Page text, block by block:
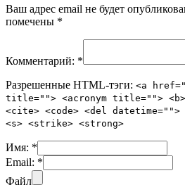
Ваш адрес email не будет
помечены *
Комментарий: *
Разрешенные HTML-тэги: <a
title=""> <acronym title="">
<cite> <code> <del
<s> <strike> <strong>
Имя: *
Email: *
Файл